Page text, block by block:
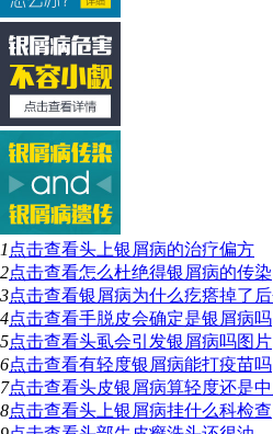
1 点击查看头上银屑病的治疗偏方
2点击查看怎么杜绝得银屑病的传染
3点击查看银屑病为什么疙瘩掉了
4点击查看手脱皮会确定是银屑病吗
5点击查看头虱会引发银屑病吗图片
6点击查看有轻度银屑病能打疫苗吗
7点击查看头皮银屑病算轻度还是
8点击查看头上银屑病挂什么科检查